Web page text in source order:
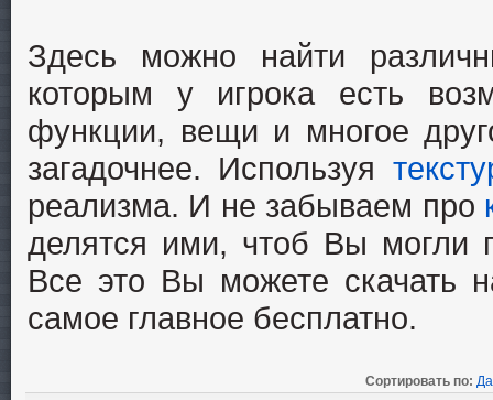
Здесь можно найти
которым у игрока есть
функции, вещи и многое
загадочнее. Используя
реализма. И не забываем про
делятся ими, чтоб Вы могли
Все это Вы можете скачать
самое главное бесплатно.
Сортировать по: